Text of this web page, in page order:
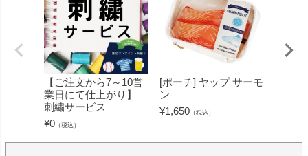
【ご注文から7～10営
業日にて仕上がり】
刺繍サービス
¥0 （税込）
[ポーチ] ヤップ サーモ
ン
¥1,650 （税込）